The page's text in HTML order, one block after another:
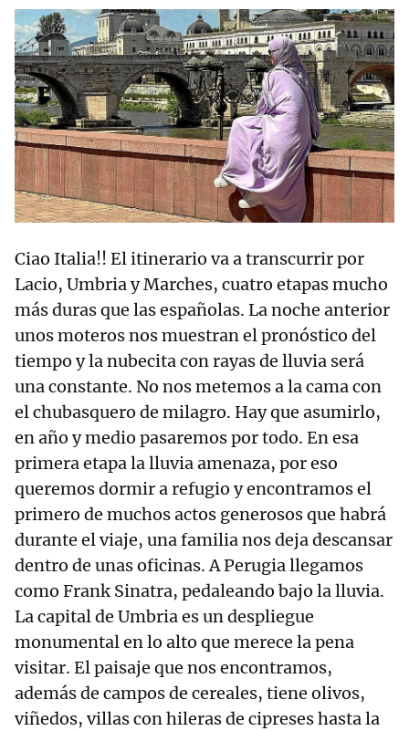
Ciao Italia!! El itinerario va a transcurrir por
Lacio, Umbria y Marches, cuatro etapas mucho
más duras que las españolas. La noche anterior
unos moteros nos muestran el pronóstico del
tiempo y la nubecita con rayas de lluvia será
una constante. No nos metemos a la cama con
el chubasquero de milagro. Hay que asumirlo,
en año y medio pasaremos por todo. En esa
primera etapa la lluvia amenaza, por eso
queremos dormir a refugio y encontramos el
primero de muchos actos generosos que habrá
durante el viaje, una familia nos deja descansar
dentro de unas oficinas. A Perugia llegamos
como Frank Sinatra, pedaleando bajo la lluvia.
La capital de Umbria es un despliegue
monumental en lo alto que merece la pena
visitar. El paisaje que nos encontramos,
además de campos de cereales, tiene olivos,
viñedos, villas con hileras de cipreses hasta la